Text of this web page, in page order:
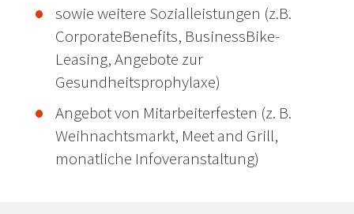
sowie weitere Sozialleistungen (z.B.
CorporateBenefits, BusinessBike-
Leasing, Angebote zur
Gesundheitsprophylaxe)
Angebot von Mitarbeiterfesten (z. B.
Weihnachtsmarkt, Meet and Grill,
monatliche Infoveranstaltung)